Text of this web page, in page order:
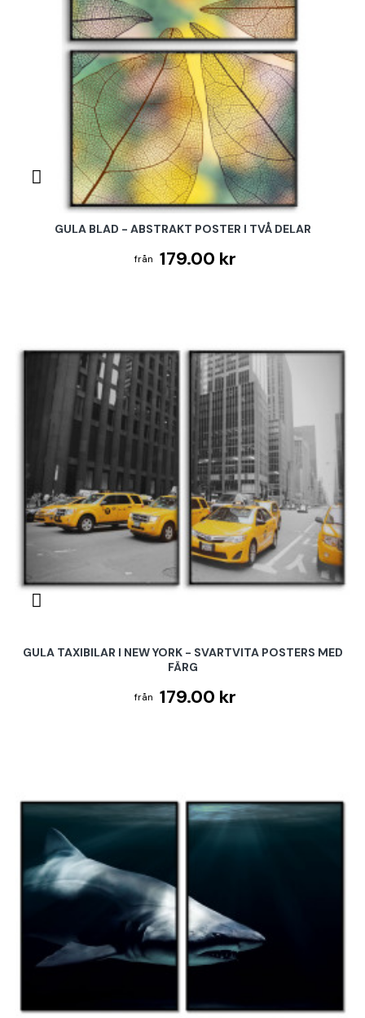
GULA BLAD - ABSTRAKT POSTER I TVÅ DELAR
179.00 kr
GULA TAXIBILAR I NEW YORK - SVARTVITA POSTERS MED
FÄRG
179.00 kr